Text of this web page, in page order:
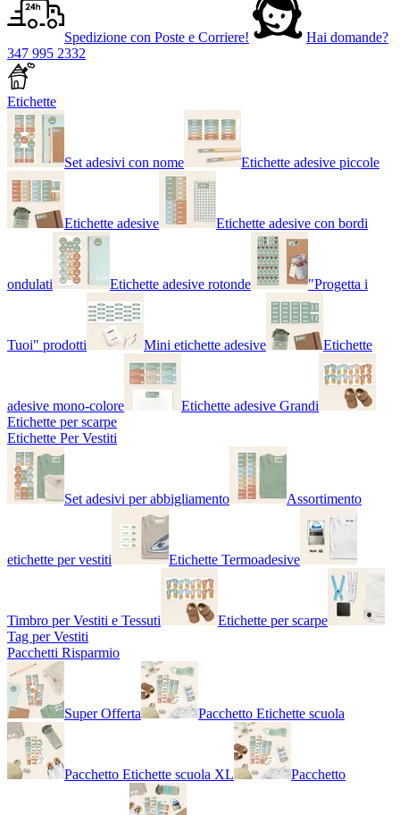
Spedizione con Poste e Corriere!
Hai domande?
347 995 2332
Etichette
Set adesivi con nome Etichette adesive piccole
Etichette adesive Etichette adesive con bordi
ondulati Etichette adesive rotonde "Progetta i
Tuoi" prodotti Mini etichette adesive Etichette
adesive mono-colore
Etichette adesive Grandi
Etichette per scarpe
Etichette Per Vestiti
Set adesivi per abbigliamento Assortimento
etichette per vestiti Etichette Termoadesive
Timbro per Vestiti e Tessuti
Etichette per scarpe
Tag per Vestiti
Pacchetti Risparmio
Super Offerta Pacchetto Etichette scuola
Pacchetto Etichette scuola XL Pacchetto